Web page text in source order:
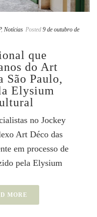
, Notícias Posted 9 de outubro de
que
do Art
São Paulo,
Elysium
no Jockey
Art Déco das
em processo de
pela Elysium
MORE